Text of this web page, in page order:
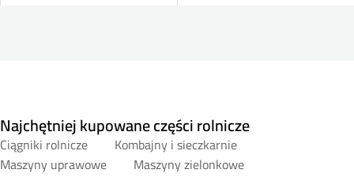
Najchętniej kupowane części rolnicze
Ciągniki rolnicze
Kombajny i sieczkarnie
Maszyny uprawowe
Maszyny zielonkowe